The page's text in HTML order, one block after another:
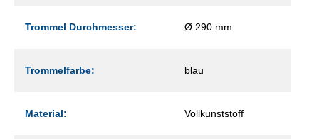
Trommel Durchmesser: Ø 290 mm
Trommelfarbe: blau
Material: Vollkunststoff